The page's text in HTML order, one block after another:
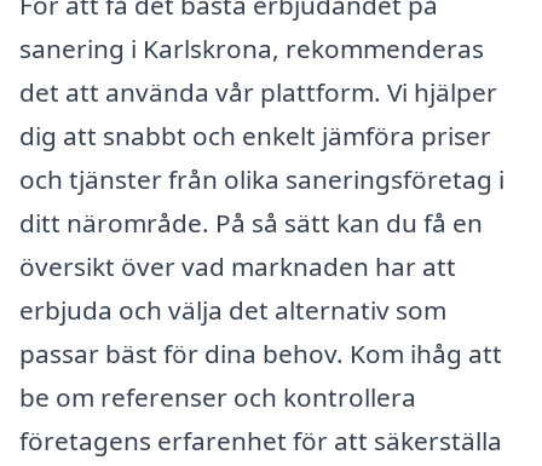
sanering i Karlskrona, rekommenderas
det att använda vår plattform. Vi hjälper
dig att snabbt och enkelt jämföra priser
och tjänster från olika saneringsföretag i
ditt närområde. På så sätt kan du få en
översikt över vad marknaden har att
erbjuda och välja det alternativ som
passar bäst för dina behov. Kom ihåg att
be om referenser och kontrollera
företagens erfarenhet för att säkerställa